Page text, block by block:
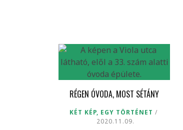
RÉGEN ÓVODA, MOST SÉTÁNY
KÉT KÉP, EGY TÖRTÉNET
2020.11.09.